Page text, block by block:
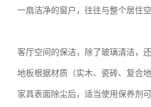
一扇洁净的窗户，往往与整个居住
客厅空间的保洁，除了玻璃清洁，
地板根据材质（实木、瓷砖、复合
家具表面除尘后，适当使用保养剂